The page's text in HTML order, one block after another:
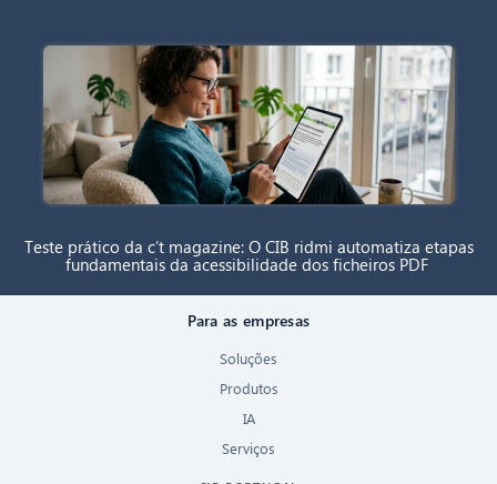
Teste prático da c’t magazine: O CIB ridmi automatiza etapas
fundamentais da acessibilidade dos ficheiros PDF
Para as empresas
Soluções
Produtos
IA
Serviços